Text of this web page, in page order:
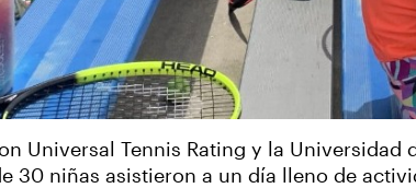
Universal Tennis Rating y la
30 niñas asistieron a un día lleno de